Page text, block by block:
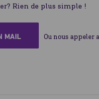
Rien de plus simple !
MAIL Ou nous appeler